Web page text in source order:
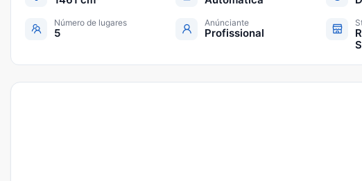
Número de lugares
5
Anúnciante
Profissional